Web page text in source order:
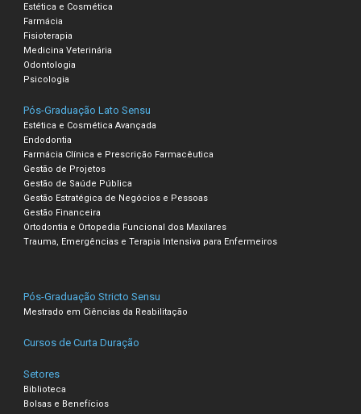
Estética e Cosmética
Farmácia
Fisioterapia
Medicina Veterinária
Odontologia
Psicologia
Pós-Graduação Lato Sensu
Estética e Cosmética Avançada
Endodontia
Farmácia Clínica e Prescrição Farmacêutica
Gestão de Projetos
Gestão de Saúde Pública
Gestão Estratégica de Negócios e Pessoas
Gestão Financeira
Ortodontia e Ortopedia Funcional dos Maxilares
Trauma, Emergências e Terapia Intensiva para Enfermeiros
Pós-Graduação Stricto Sensu
Mestrado em Ciências da Reabilitação
Cursos de Curta Duração
Setores
Biblioteca
Bolsas e Benefícios